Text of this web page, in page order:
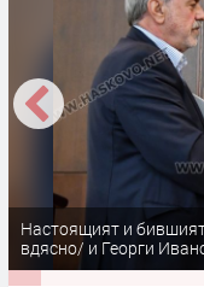
Настоящият и
вдясно/ и Георги